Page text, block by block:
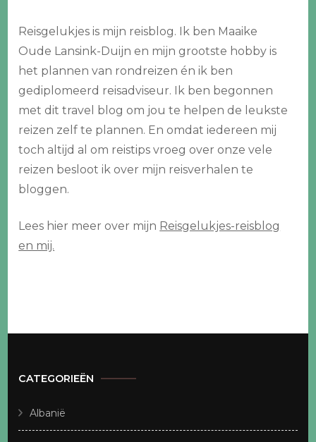
Reisgelukjes is mijn reisblog. Ik ben Maaike
Oude Lansink-Duijn en mijn grootste hobby is
het plannen van rondreizen én ik ben
gediplomeerd reisadviseur. Ik ben begonnen
met dit travel blog om jou te helpen de leukste
reizen zelf te plannen. En omdat iedereen mij
toch altijd al om reistips vroeg over onze vele
reizen besloot ik over mijn reisverhalen te
bloggen.
Lees hier meer over mijn Reisgelukjes-reisblog
en mij.
CATEGORIEËN
Albanië